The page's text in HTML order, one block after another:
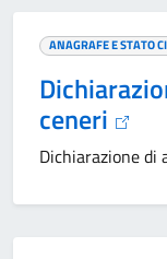
ANAGRAFE E STATO
ceneri
Dichiarazione di